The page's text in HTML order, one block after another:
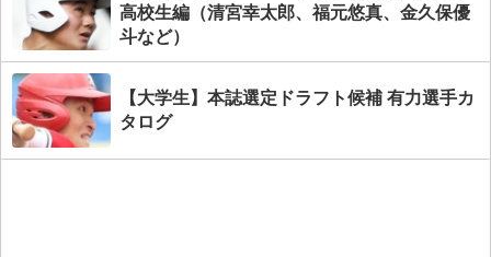
高校生編（清宮幸太郎、福元悠真、金久保優
斗など）
【大学生】本誌選定ドラフト候補 有力選手カ
タログ